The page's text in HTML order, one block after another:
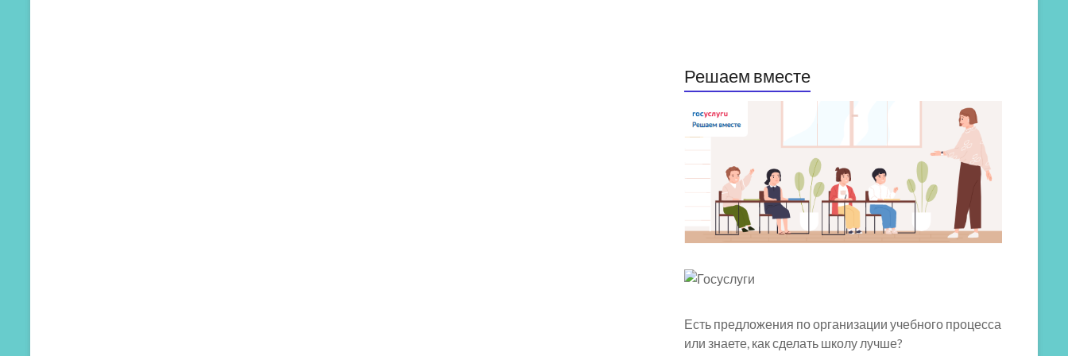
Решаем вместе
Есть предложения по организации учебного процесса
или знаете, как сделать школу лучше?